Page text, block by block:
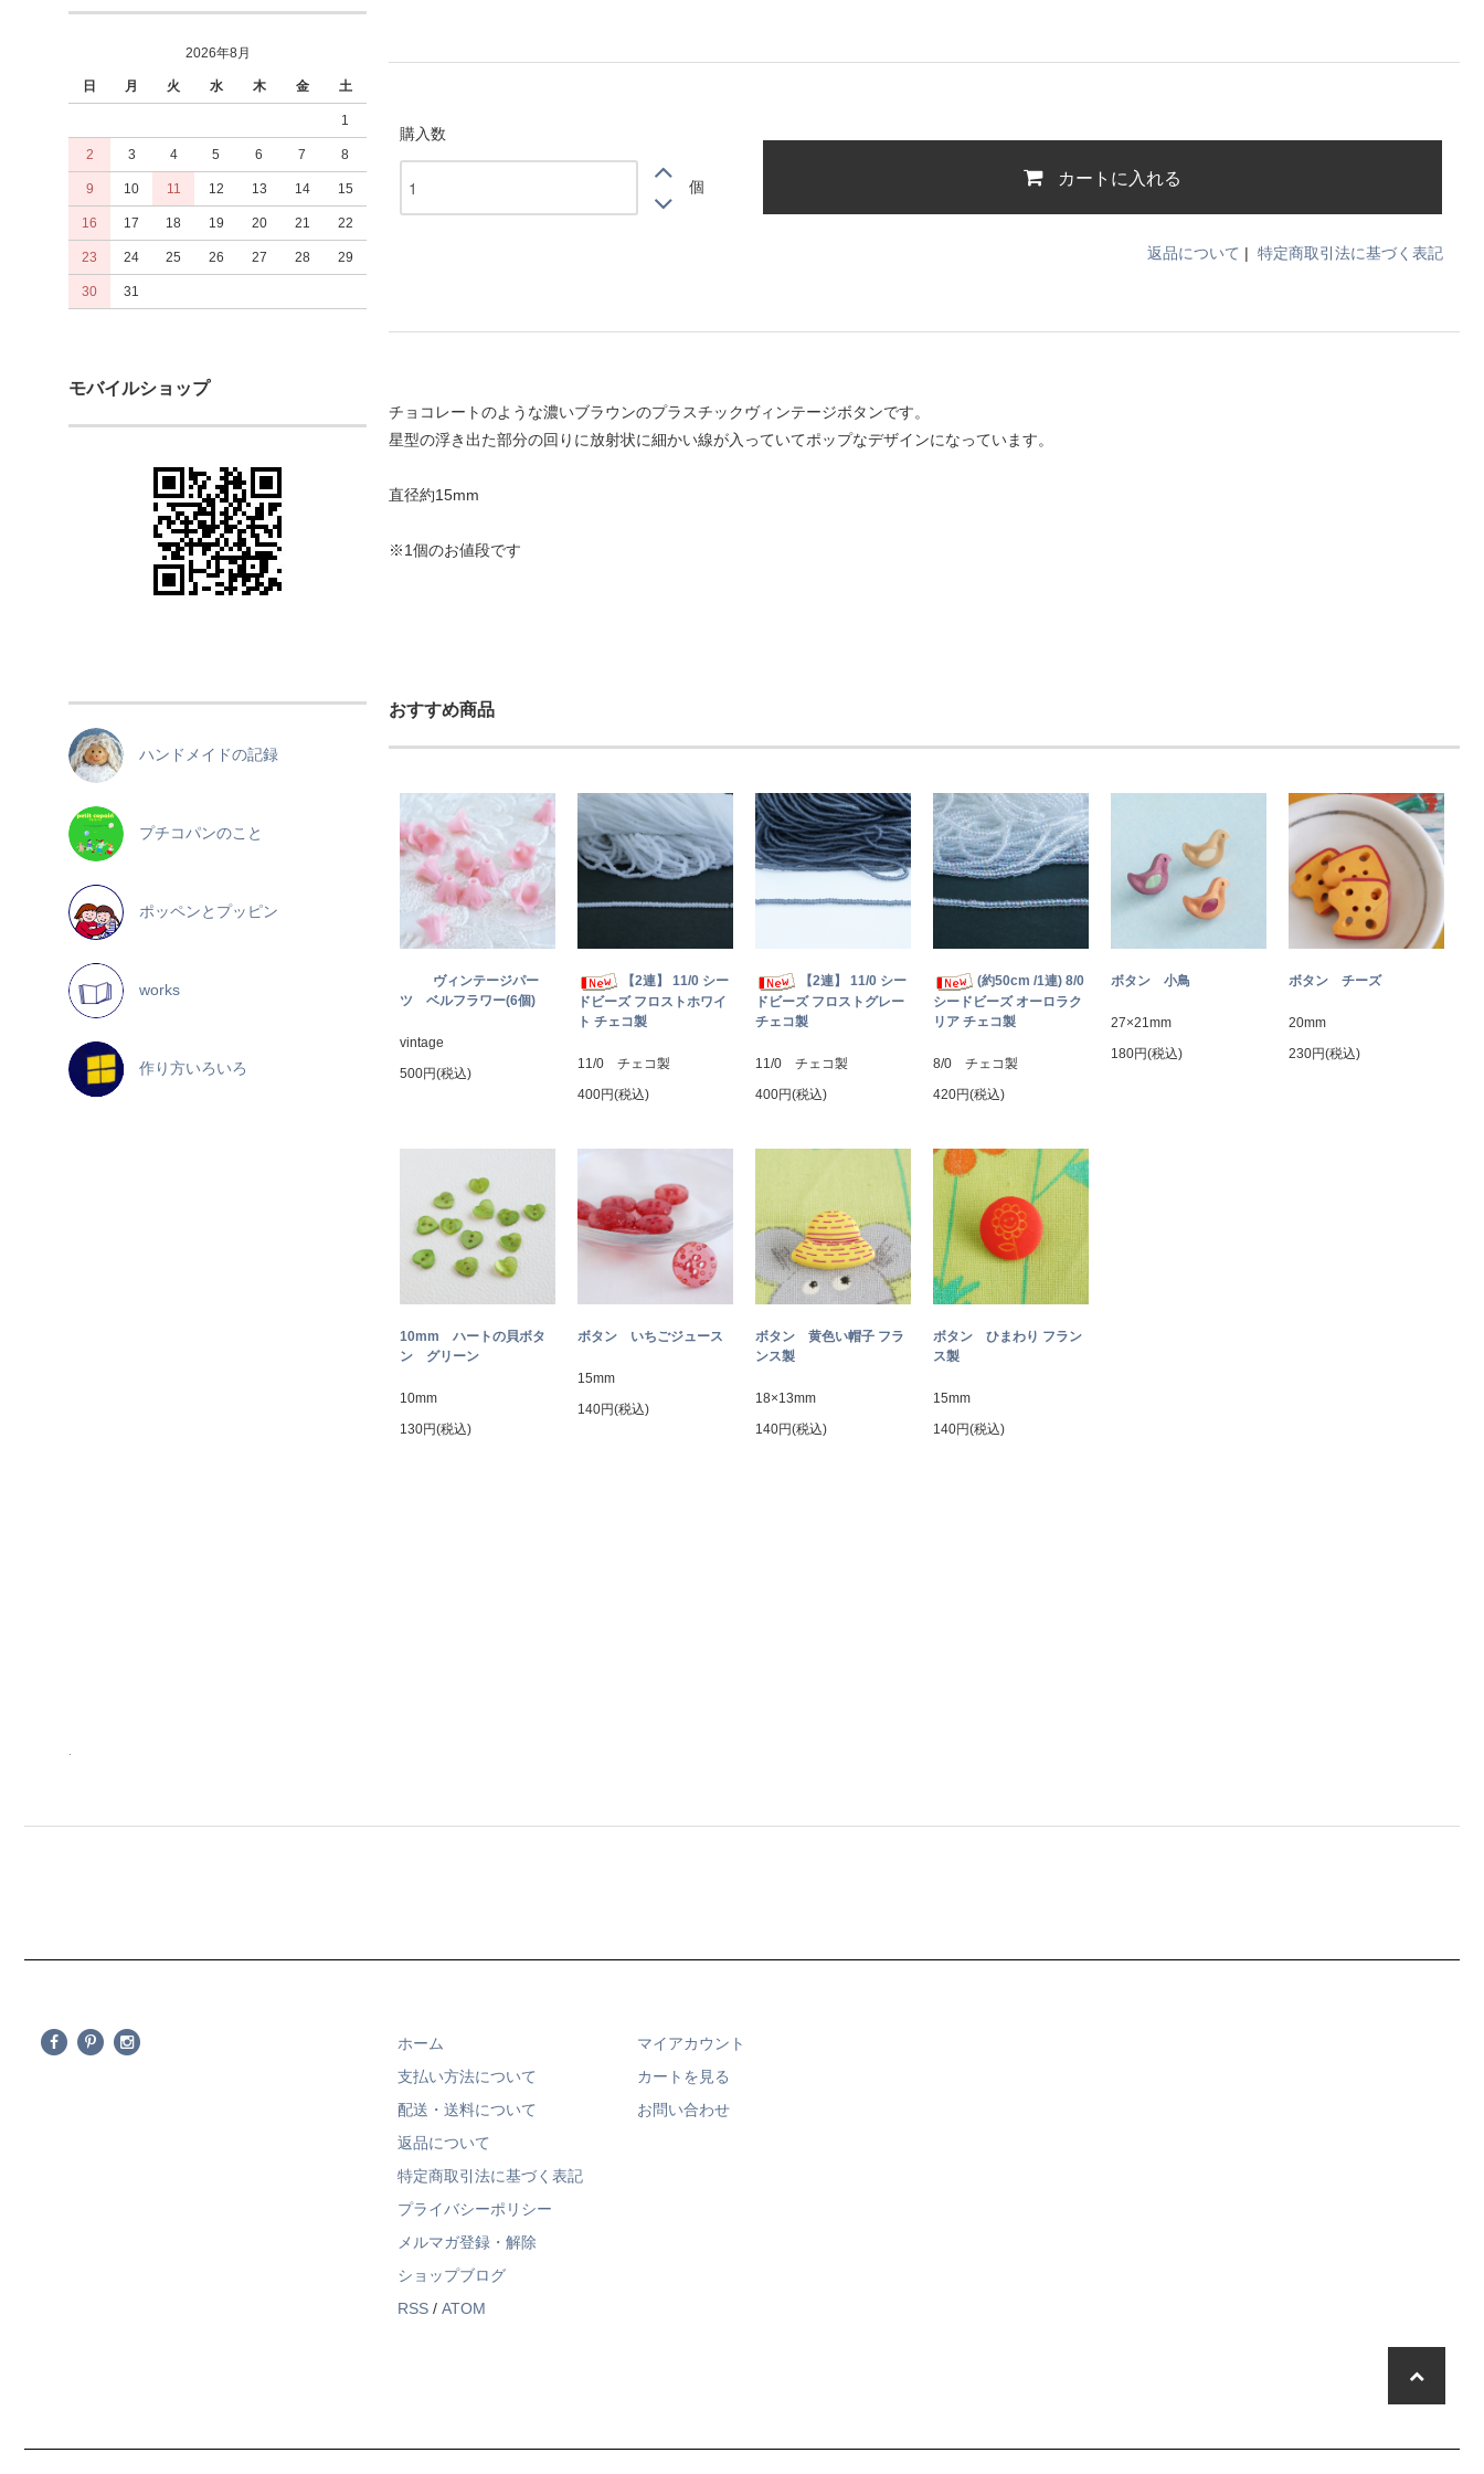
2026年8月
日 月 火 水 木 金 土
1
2 3 4 5 6 7 8
9 10 11 12 13 14 15
16 17 18 19 20 21 22
23 24 25 26 27 28 29
30 31
モバイルショップ
ハンドメイドの記録
プチコパンのこと
ポッペンとプッピン
works
作り方いろいろ
購入数
個 カートに入れる
返品について | 特定商取引法に基づく表記
チョコレートのような濃いブラウンのプラスチックヴィンテージボタンです。
星型の浮き出た部分の回りに放射状に細かい線が入っていてポップなデザインになっています。
直径約15mm
※1個のお値段です
おすすめ商品
ヴィンテージパー
ツ ベルフラワー(6個)
vintage
500円(税込)
【2連】 11/0 シー
ドビーズ フロストホワイ
ト チェコ製
11/0 チェコ製
400円(税込)
【2連】 11/0 シー
ドビーズ フロストグレー
チェコ製
11/0 チェコ製
400円(税込)
(約50cm /1連) 8/0
シードビーズ オーロラク
リア チェコ製
8/0 チェコ製
420円(税込)
ボタン 小鳥
27×21mm
180円(税込)
ボタン チーズ
20mm
230円(税込)
10mm ハートの貝ボタ
ン グリーン
10mm
130円(税込)
ボタン いちごジュース
15mm
140円(税込)
ボタン 黄色い帽子 フラ
ンス製
18×13mm
140円(税込)
ボタン ひまわり フラン
ス製
15mm
140円(税込)
ホーム
支払い方法について
配送・送料について
返品について
特定商取引法に基づく表記
プライバシーポリシー
メルマガ登録・解除
ショップブログ
RSS / ATOM
マイアカウント
カートを見る
お問い合わせ